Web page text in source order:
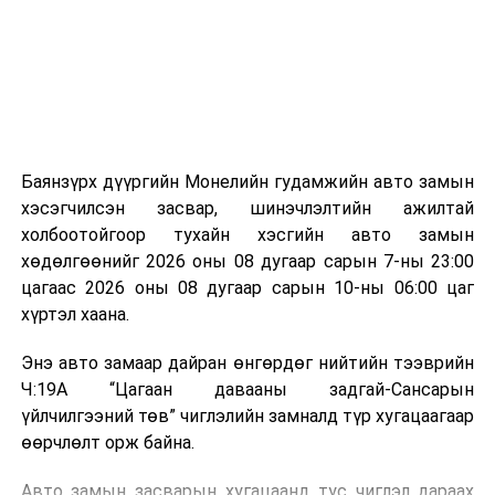
болон дулааны эрчим хүч үйлдвэрлэхэд ашиглаж
болдог. Зарим технологийн хувьд шаталтын дараа
үлдэх үнснээс фосфор зэрэг ашигт эрдсийг сэргээн
авах боломжтой аж.
Япон, Герман, Швейцар, Нидерланд, Өмнөд Солонгос
зэрэг улс лаг хатаах, шатаах технологийг ашиглаж
байна. Тухайлбал, Германд лаг шатаах үйлдвэрээс
гарсан үнснээс фосфор сэргээн авах технологи
ашигладаг бол Нидерландад төвлөрсөн лаг
боловсруулах үйлдвэрүүдээр дулаан, цахилгаан
Баянзүрх дүүргийн Монелийн гудамжийн авто замын
хэсэгчилсэн засвар, шинэчлэлтийн ажилтай
холбоотойгоор тухайн хэсгийн авто замын
хөдөлгөөнийг 2026 оны 08 дугаар сарын 7-ны 23:00
цагаас 2026 оны 08 дугаар сарын 10-ны 06:00 цаг
хүртэл хаана.
Энэ авто замаар дайран өнгөрдөг нийтийн тээврийн
Ч:19А “Цагаан давааны задгай-Сансарын
үйлчилгээний төв” чиглэлийн замналд түр хугацаагаар
өөрчлөлт орж байна.